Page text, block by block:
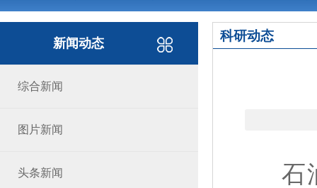
科研动态
石
新闻动态
综合新闻
图片新闻
头条新闻